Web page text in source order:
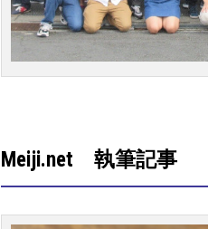
Meiji.net 執筆記事